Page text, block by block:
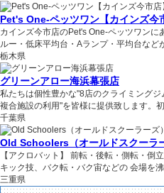
Pet's One-ペッツワン【カインズ今
カインズ今市店のPet's One-ペッツワン
ルー・低床平均台・Aランプ・平均台など
栃木県
グリーンアロー海浜幕張店
私たちは個性豊かな"8店のクライミング
複合施設の利用"を皆様に提供致します。
千葉県
Old Schoolers（オールドスクーラ
【アクロバット】 前転・後転・側転・倒
キック技、バク転・バク宙などの 会場を
三重県